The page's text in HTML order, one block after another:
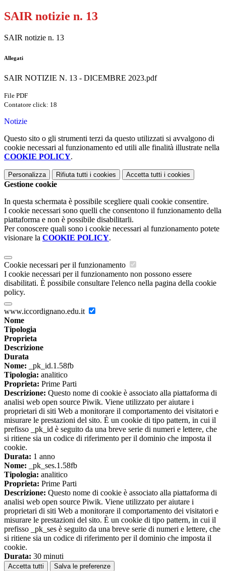
SAIR notizie n. 13
SAIR notizie n. 13
Allegati
SAIR NOTIZIE N. 13 - DICEMBRE 2023.pdf
File PDF
Contatore click: 18
Notizie
Questo sito o gli strumenti terzi da questo utilizzati si avvalgono di
cookie necessari al funzionamento ed utili alle finalità illustrate nella
COOKIE POLICY.
Personalizza Rifiuta tutti i cookies Accetta tutti i cookies
Gestione cookie
In questa schermata è possibile scegliere quali cookie consentire.
I cookie necessari sono quelli che consentono il funzionamento della
piattaforma e non è possibile disabilitarli.
Per conoscere quali sono i cookie necessari al funzionamento potete
visionare la COOKIE POLICY.
Cookie necessari per il funzionamento
I cookie necessari per il funzionamento non possono essere
disabilitati. È possibile consultare l'elenco nella pagina della cookie
policy.
www.iccordignano.edu.it
Nome
Tipologia
Proprieta
Descrizione
Durata
Nome: _pk_id.1.58fb
Tipologia: analitico
Proprieta: Prime Parti
Descrizione: Questo nome di cookie è associato alla piattaforma di
analisi web open source Piwik. Viene utilizzato per aiutare i
proprietari di siti Web a monitorare il comportamento dei visitatori e
misurare le prestazioni del sito. È un cookie di tipo pattern, in cui il
prefisso _pk_id è seguito da una breve serie di numeri e lettere, che
si ritiene sia un codice di riferimento per il dominio che imposta il
cookie.
Durata: 1 anno
Nome: _pk_ses.1.58fb
Tipologia: analitico
Proprieta: Prime Parti
Descrizione: Questo nome di cookie è associato alla piattaforma di
analisi web open source Piwik. Viene utilizzato per aiutare i
proprietari di siti Web a monitorare il comportamento dei visitatori e
misurare le prestazioni del sito. È un cookie di tipo pattern, in cui il
prefisso _pk_ses è seguito da una breve serie di numeri e lettere, che
si ritiene sia un codice di riferimento per il dominio che imposta il
cookie.
Durata: 30 minuti
Accetta tutti Salva le preferenze